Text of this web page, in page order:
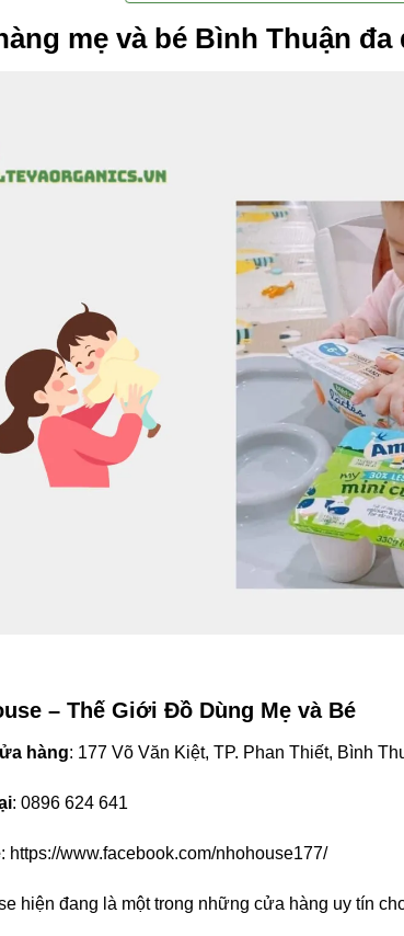
mẹ và bé Bình Thuận đa
– Thế Giới Đồ Dùng Mẹ và Bé
hàng: 177 Võ Văn Kiệt, TP. Phan Thiết, Bình
: 0896 624 641
: https://www.facebook.com/nhohouse177/
hiện đang là một trong những cửa hàng uy tín